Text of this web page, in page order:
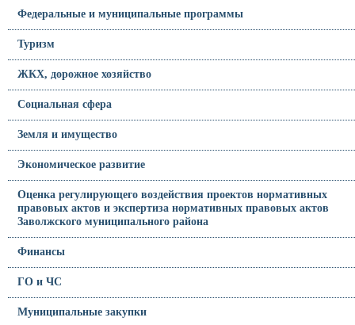
Федеральные и муниципальные программы
Туризм
ЖКХ, дорожное хозяйство
Социальная сфера
Земля и имущество
Экономическое развитие
Оценка регулирующего воздействия проектов нормативных
правовых актов и экспертиза нормативных правовых актов
Заволжского муниципального района
Финансы
ГО и ЧС
Муниципальные закупки